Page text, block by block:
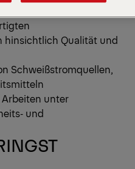
hinsichtlich Qualität und
Schweißstromquellen,
unter
und